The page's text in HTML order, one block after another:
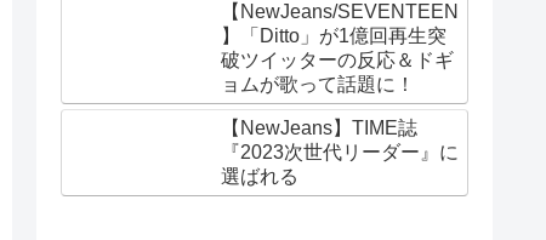
【NewJeans/SEVENTEEN
】「Ditto」が1億回再生突
破ツイッターの反応＆ドギ
ョムが歌って話題に！
【NewJeans】TIME誌
『2023次世代リーダー』に
選ばれる